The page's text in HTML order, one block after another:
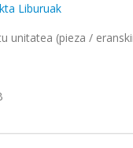
Liburuak
unitatea (pieza /